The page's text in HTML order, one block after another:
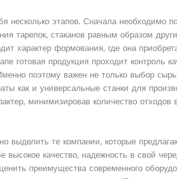
несколько этапов. Сначала необходимо
тарелок, стаканов равным образом
характер формования, где она
готовая продукция проходит контроль
поэтому важен не только выбор
как и универсальные станки для
минимизировав количество отходов
выделить те компании, которые
высокое качество, надежность в свой
преимущества современного